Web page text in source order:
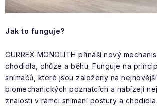
Jak to funguje?
CURREX MONOLITH přináší nový
chodidla, chůze a běhu. Funguje na
snímačů, které jsou založeny na
biomechanických poznatcích a nabízejí
znalosti v rámci snímání postury a chodidla.